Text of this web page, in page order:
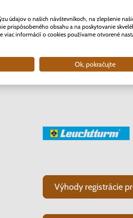
Teší nás, že Nunofi
Sme zmluvný
Výhody registrácie
údajov o našich návštevníkoch, na zlepšenie
prispôsobeného obsahu a na poskytovanie
viac informácií o cookies používame otvorené
Ok, pokračujte